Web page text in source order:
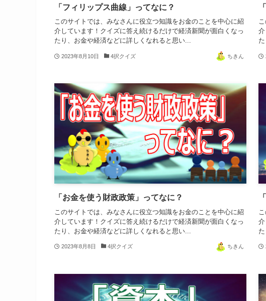
「フィリップス曲線」ってなに？
このサイトでは、みなさんに役立つ知識をお金のことを中心に紹
介しています！クイズに答え続けるだけで経済新聞が面白くなっ
たり、お金や経済などに詳しくなれると思い...
2023年8月10日 4択クイズ ちきん
「お金を使う財政政策」ってなに？
このサイトでは、みなさんに役立つ知識をお金のことを中心に紹
介しています！クイズに答え続けるだけで経済新聞が面白くなっ
たり、お金や経済などに詳しくなれると思い...
2023年8月8日 4択クイズ ちきん